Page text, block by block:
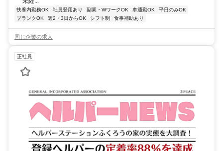
扶養内勤務OK 社員登用あり 副業・WワークOK 車通勤OK
平日のみOK
ブランクOK
週2・3日からOK シフト制 食事補助あり
同じ企業の求人
正社員